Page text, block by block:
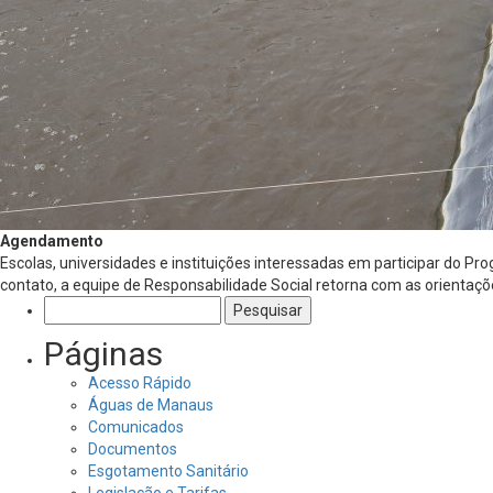
Agendamento
Escolas, universidades e instituições interessadas em participar do
contato, a equipe de Responsabilidade Social retorna com as
por:
Páginas
Acesso Rápido
Águas de Manaus
Comunicados
Documentos
Esgotamento Sanitário